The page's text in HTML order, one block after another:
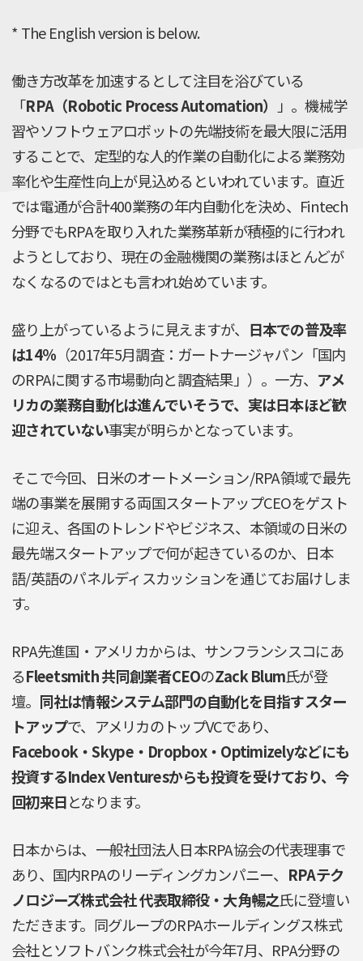
* The English version is below.
働き方改革を加速するとして注目を浴びている
「RPA（Robotic Process Automation）
」。機械学
習やソフトウェアロボットの先端技術を最大限に活用
することで、定型的な人的作業の自動化による業務効
率化や生産性向上が見込めるといわれています。直近
では電通が合計400業務の年内自動化を決め、Fintech
分野でもRPAを取り入れた業務革新が積極的に行われ
ようとしており、現在の金融機関の業務はほとんどが
なくなるのではとも言われ始めています。
盛り上がっているように見えますが、 日本での普及率
は14％ （2017年5月調査：ガートナージャパン「国内
のRPAに関する市場動向と調査結果」）。一方、 アメ
リカの業務自動化は進んでいそうで、実は日本ほど歓
迎されていない事実が明らかとなっています。
そこで今回、日米のオートメーション/RPA領域で最先
端の事業を展開する両国スタートアップCEOをゲスト
に迎え、各国のトレンドやビジネス、本領域の日米の
最先端スタートアップで何が起きているのか、日本
語/英語のパネルディスカッションを通じてお届けしま
す。
RPA先進国・アメリカからは、サンフランシスコにあ
るFleetsmith 共同創業者CEOのZack Blum氏が登
壇。 同社は情報システム部門の自動化を目指すスター
トアップで、アメリカのトップVCであり、
Facebook・Skype・Dropbox・Optimizelyなどにも
投資するIndex Venturesからも投資を受けており、今
回初来日となります。
日本からは、一般社団法人日本RPA協会の代表理事で
あり、国内RPAのリーディングカンパニー、 RPAテク
ノロジーズ株式会社 代表取締役・大角暢之氏に登壇い
ただきます。同グループのRPAホールディングス株式
会社とソフトバンク株式会社が今年7月、RPA分野の